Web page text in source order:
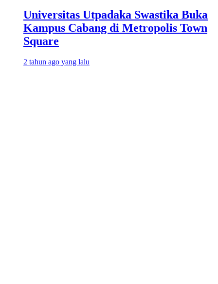
Universitas Utpadaka Swastika Buka
Kampus Cabang di Metropolis Town
Square
2 tahun ago yang lalu